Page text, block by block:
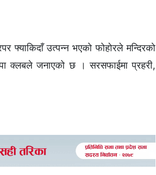
फ्याकिदाँ उत्पन्न भएको फोहोरले मन्दिरको
क्लबले जनाएको छ । सरसफाईमा प्रहरी,